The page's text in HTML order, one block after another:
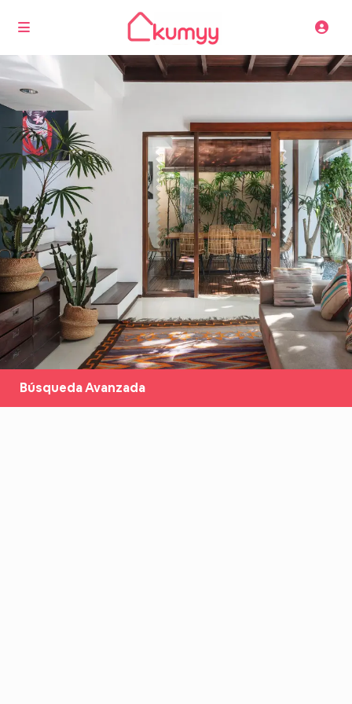
Búsqueda Avanzada